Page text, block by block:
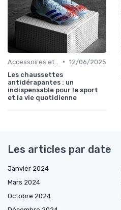
• 12/06/2025
Les chaussettes
antidérapantes : un
indispensable pour le sport
et la vie quotidienne
Les articles par date
Janvier 2024
Mars 2024
Octobre 2024